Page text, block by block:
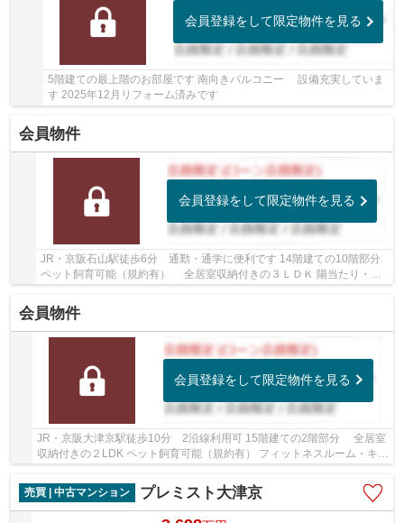
会員登録をして限定物件を見る
5階建ての最上階のお部屋です 南向きバルコニー 設備充実していま
す 2025年12月リフォーム済みです
会員物件
会員登録をして限定物件を見る
JR・京阪石山駅徒歩6分 通勤・通学に便利です 14階建ての10階部分
ペット飼育可能（規約有） 全居室収納付きの３ＬＤＫ 陽当たり・眺
会員物件
会員登録をして限定物件を見る
JR・京阪大津京駅徒歩10分 2沿線利用可 15階建ての2階部分 全居室
収納付きの２LDK ペット飼育可能（規約有） フィットネスルーム・キッ
売買 | 中古マンション
プレミスト大津京